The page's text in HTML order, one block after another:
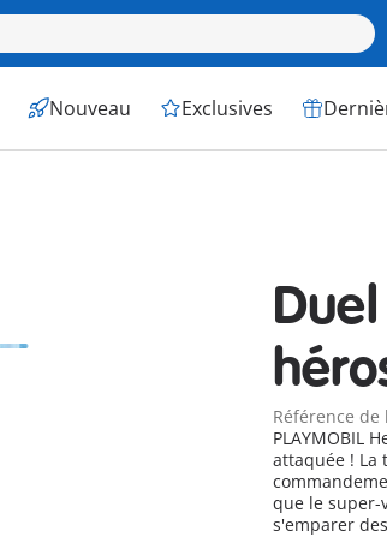
Nouveau Exclusives
Référence de
PLAYMOBIL
attaquée ! La tour des héros est le refuge secret et le centre de
que le super-
s'emparer